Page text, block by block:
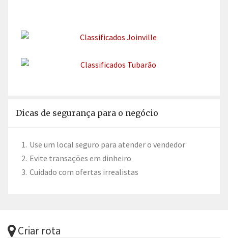
Dicas de segurança para o negócio
Use um local seguro para atender o vendedor
Evite transações em dinheiro
Cuidado com ofertas irrealistas
Criar rota